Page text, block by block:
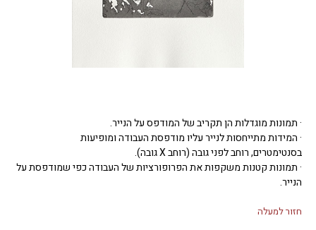
· תמונות מוגדלות הן תקריב של המודפס על הנייר.
· המידות מתייחסות לנייר עליו מודפסת העבודה ומופיעות
בסנטימטרים, רוחב לפני גובה (רוחב X גובה).
· תמונות קטנות משקפות את הפרופורציות של העבודה כפי שמודפסת על
הנייר.
חזור למעלה